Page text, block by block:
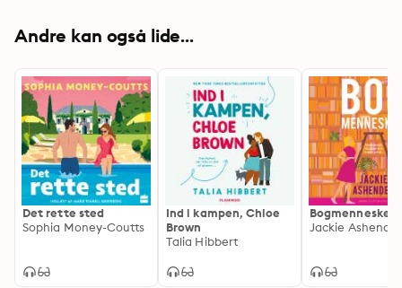
Andre kan også lide...
Det rette sted
Sophia Money-Coutts
Ind i kampen, Chloe
Brown
Talia Hibbert
Bogmennesker
Jackie